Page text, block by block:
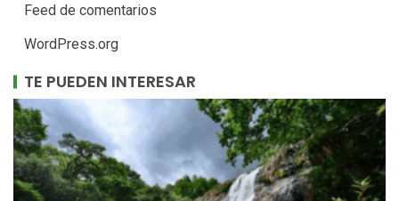
Feed de comentarios
WordPress.org
TE PUEDEN INTERESAR